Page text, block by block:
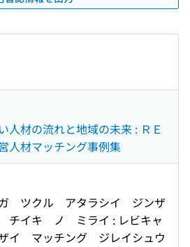
人材の流れと地域の未来 : ＲＥ
人材マッチング事例集
ツクル アタラシイ ジンザ
イキ ノ ミライ : レビキャ
イ マッチング ジレイシュウ